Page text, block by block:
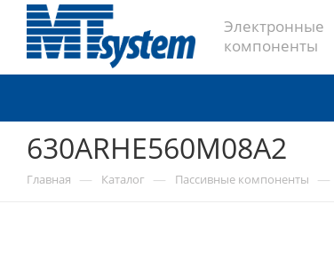
Электронные
компоненты
630ARHE560M08A2
Главная — Каталог — Пассивные компоненты —